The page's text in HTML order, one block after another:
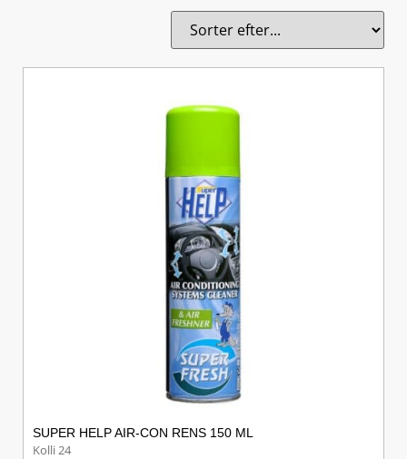
SUPER HELP AIR-CON RENS 150 ML
Kolli 24